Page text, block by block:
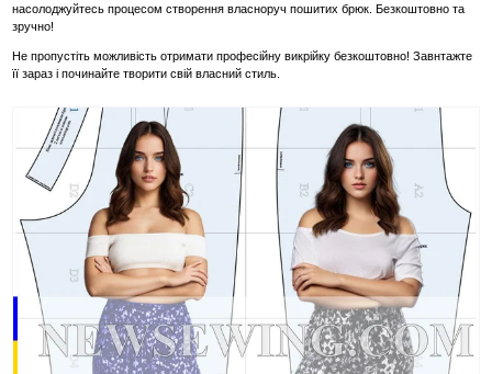
насолоджуйтесь процесом створення власноруч пошитих брюк. Безкоштовно та
зручно!
Не пропустіть можливість отримати професійну викрійку безкоштовно! Завнтажте
її зараз і починайте творити свій власний стиль.